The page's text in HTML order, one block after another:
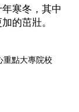
寒冬，其中
的茁壯。
重點大專院校